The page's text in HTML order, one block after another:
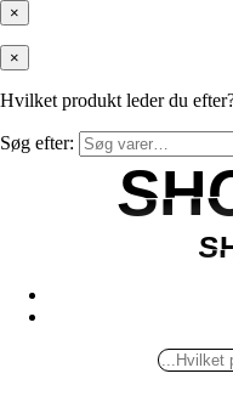
×
×
Hvilket produkt leder du
Søg efter: